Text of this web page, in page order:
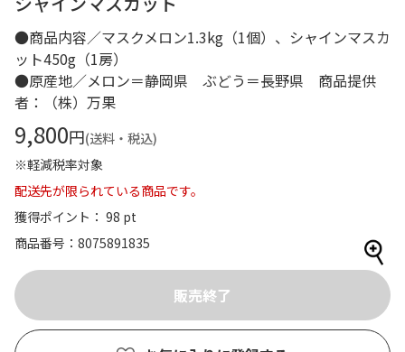
●商品内容／マスクメロン1.3kg（1個）、シャインマスカ
ット450g（1房）
●原産地／メロン＝静岡県 ぶどう＝長野県 商品提供
者：（株）万果
9,800円(送料・税込)
※軽減税率対象
配送先が限られている商品です。
獲得ポイント： 98 pt
商品番号
8075891835